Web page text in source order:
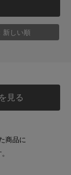
新しい順
見る
商品に